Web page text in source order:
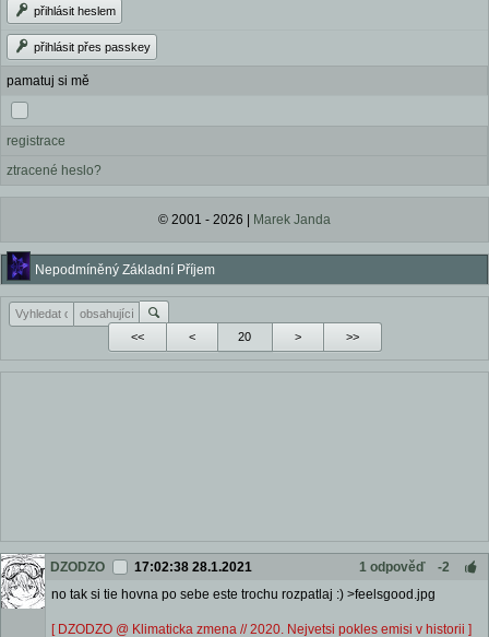
přihlásit heslem
přihlásit přes passkey
pamatuj si mě
registrace
ztracené heslo?
© 2001 - 2026 | Marek Janda
Nepodmíněný Základní Příjem
<< < > >>
DZODZO 17:02:38 28.1.2021 1 odpověď
-2
no tak si tie hovna po sebe este trochu rozpatlaj :) >feelsgood.jpg
[ DZODZO @ Klimaticka zmena // 2020. Nejvetsi pokles emisi v historii ]